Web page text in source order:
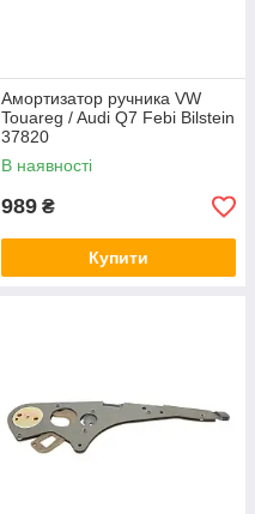
Амортизатор ручника VW
Touareg / Audi Q7 Febi Bilstein
37820
В наявності
989 ₴
Купити